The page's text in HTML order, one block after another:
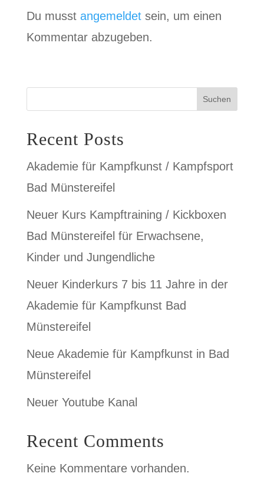
Du musst angemeldetsein, um einen
Kommentar abzugeben.
Suchen
Recent Posts
Akademie für Kampfkunst / Kampfsport
Bad Münstereifel
Neuer Kurs Kampftraining / Kickboxen
Bad Münstereifel für Erwachsene,
Kinder und Jungendliche
Neuer Kinderkurs 7 bis 11 Jahre in der
Akademie für Kampfkunst Bad
Münstereifel
Neue Akademie für Kampfkunst in Bad
Münstereifel
Neuer Youtube Kanal
Recent Comments
Keine Kommentare vorhanden.